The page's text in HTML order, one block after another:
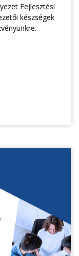
Fejlesztési
készségek